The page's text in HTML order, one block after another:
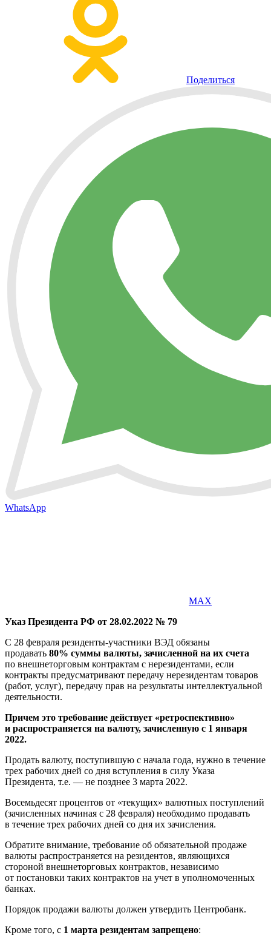
Поделиться
WhatsApp
MAX
Указ Президента РФ от 28.02.2022 № 79
С 28 февраля резиденты-участники ВЭД обязаны
продавать 80% суммы валюты, зачисленной на их счета
по внешнеторговым контрактам с нерезидентами, если
контракты предусматривают передачу нерезидентам товаров
(работ, услуг), передачу прав на результаты интеллектуальной
деятельности.
Причем это требование действует «ретроспективно»
и распространяется на валюту, зачисленную с 1 января
2022.
Продать валюту, поступившую с начала года, нужно в течение
трех рабочих дней со дня вступления в силу Указа
Президента, т.е. — не позднее 3 марта 2022.
Восемьдесят процентов от «текущих» валютных поступлений
(зачисленных начиная с 28 февраля) необходимо продавать
в течение трех рабочих дней со дня их зачисления.
Обратите внимание, требование об обязательной продаже
валюты распространяется на резидентов, являющихся
стороной внешнеторговых контрактов, независимо
от постановки таких контрактов на учет в уполномоченных
банках.
Порядок продажи валюты должен утвердить Центробанк.
Кроме того, с 1 марта резидентам запрещено: